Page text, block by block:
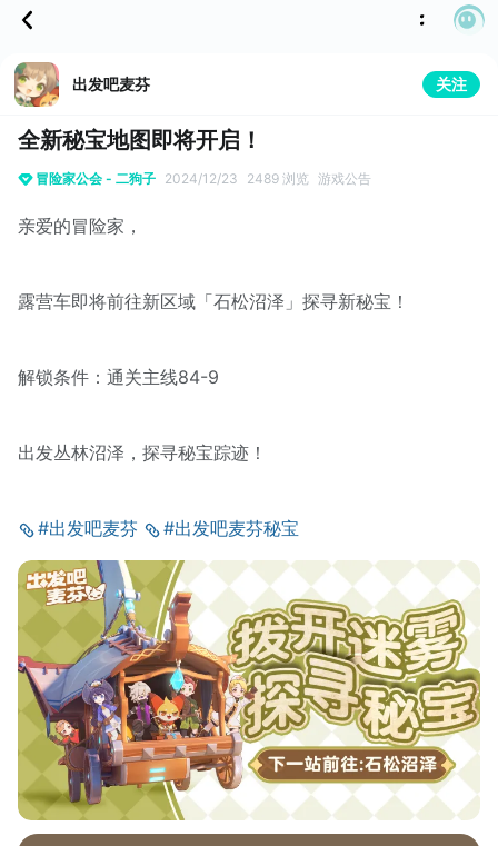
出发吧麦芬 关注
全新秘宝地图即将开启！
冒险家公会 - 二狗子 2024/12/23 2489 浏览 游戏公告
亲爱的冒险家，
露营车即将前往新区域「石松沼泽」探寻新秘宝！
解锁条件：通关主线84-9
出发丛林沼泽，探寻秘宝踪迹！
#出发吧麦芬 #出发吧麦芬秘宝